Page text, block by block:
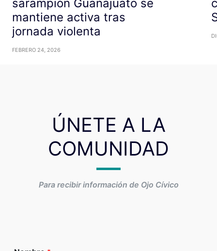
sarampión Guanajuato se
mantiene activa tras
jornada violenta
FEBRERO 24, 2026
ÚNETE A LA
COMUNIDAD
Para recibir información de Ojo Cívico